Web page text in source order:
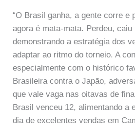
“O Brasil ganha, a gente corre e
agora é mata-mata. Perdeu, caiu
demonstrando a estratégia dos
adaptar ao ritmo do torneio. A
especialmente com o histórico
Brasileira contra o Japão,
que vale vaga nas oitavas de
Brasil venceu 12, alimentando a
dia de excelentes vendas em